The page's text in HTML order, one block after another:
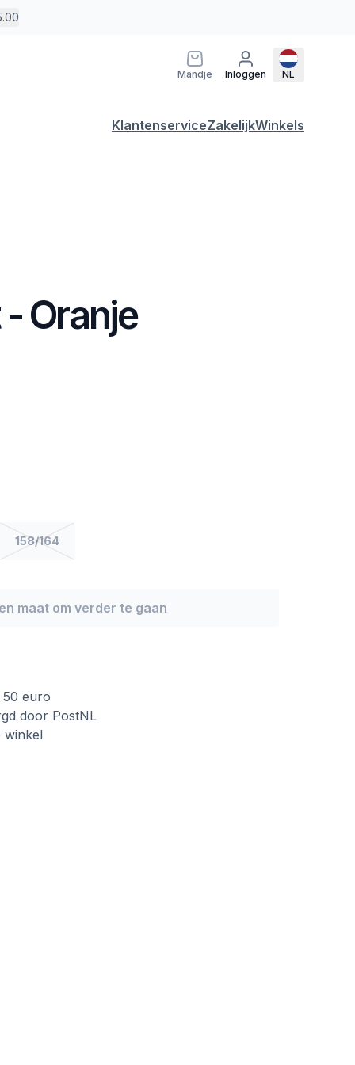
Mandje Inloggen NL
KlantenserviceZakelijkWinkels
Oranje
158/164
maat om verder te gaan
50 euro
door PostNL
winkel